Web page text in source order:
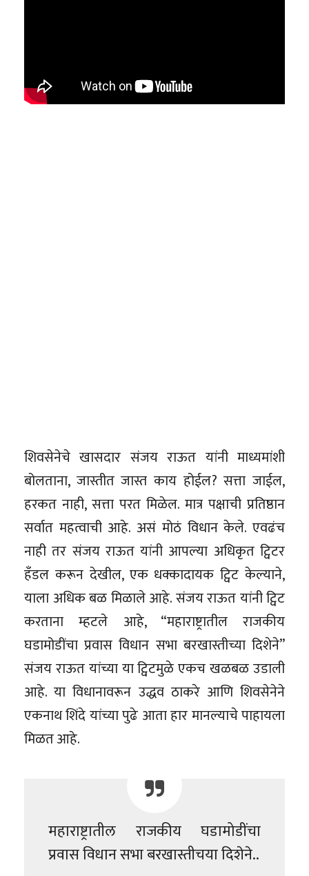
शिवसेनेचे खासदार संजय राऊत यांनी माध्यमांशी
बोलताना, जास्तीत जास्त काय होईल? सत्ता जाईल,
हरकत नाही, सत्ता परत मिळेल. मात्र पक्षाची प्रतिष्ठान
सर्वात महत्वाची आहे. असं मोठं विधान केले. एवढंच
नाही तर संजय राऊत यांनी आपल्या अधिकृत ट्विटर
हँडल करून देखील, एक धक्कादायक ट्विट केल्याने,
याला अधिक बळ मिळाले आहे. संजय राऊत यांनी ट्विट
करताना म्हटले आहे, “महाराष्ट्रातील राजकीय
घडामोडींचा प्रवास विधान सभा बरखास्तीच्या दिशेने”
संजय राऊत यांच्या या ट्विटमुळे एकच खळबळ उडाली
आहे. या विधानावरून उद्धव ठाकरे आणि शिवसेनेने
एकनाथ शिंदे यांच्या पुढे आता हार मानल्याचे पाहायला
मिळत आहे.
महाराष्ट्रातील राजकीय घडामोडींचा
प्रवास विधान सभा बरखास्तीचया दिशेने..